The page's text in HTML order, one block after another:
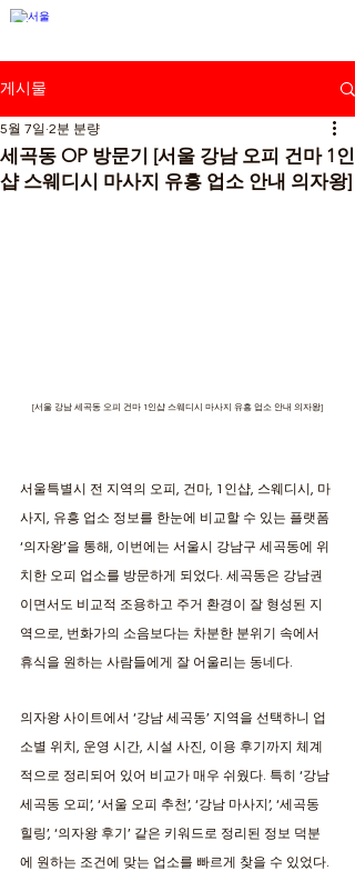
게시물
세곡동 OP 방문기 [서울 강남 오피 건마 1인
샵 스웨디시 마사지 유흥 업소 안내 의자왕]
5월 7일 2분 분량
[서울 강남 세곡동 오피 건마 1인샵 스웨디시 마사지 유흥 업소 안내 의자왕]
서울특별시 전 지역의 오피, 건마, 1인샵, 스웨디시, 마
사지, 유흥 업소 정보를 한눈에 비교할 수 있는 플랫폼
‘의자왕’을 통해, 이번에는 서울시 강남구 세곡동에 위
치한 오피 업소를 방문하게 되었다. 세곡동은 강남권
이면서도 비교적 조용하고 주거 환경이 잘 형성된 지
역으로, 번화가의 소음보다는 차분한 분위기 속에서
휴식을 원하는 사람들에게 잘 어울리는 동네다.
의자왕 사이트에서 ‘강남 세곡동’ 지역을 선택하니 업
소별 위치, 운영 시간, 시설 사진, 이용 후기까지 체계
적으로 정리되어 있어 비교가 매우 쉬웠다. 특히 ‘강남
세곡동 오피’, ‘서울 오피 추천’, ‘강남 마사지’, ‘세곡동
힐링’, ‘의자왕 후기’ 같은 키워드로 정리된 정보 덕분
에 원하는 조건에 맞는 업소를 빠르게 찾을 수 있었다.